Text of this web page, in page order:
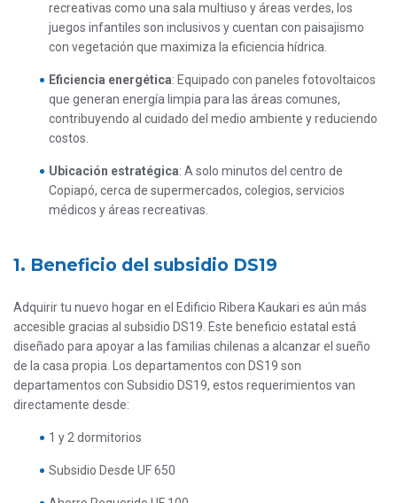
recreativas como una sala multiuso y áreas verdes, los
juegos infantiles son inclusivos y cuentan con paisajismo
con vegetación que maximiza la eficiencia hídrica.
Eficiencia energética: Equipado con paneles fotovoltaicos
que generan energía limpia para las áreas comunes,
contribuyendo al cuidado del medio ambiente y reduciendo
costos.
Ubicación estratégica: A solo minutos del centro de
Copiapó, cerca de supermercados, colegios, servicios
médicos y áreas recreativas.
1. Beneficio del subsidio DS19
Adquirir tu nuevo hogar en el Edificio Ribera Kaukari es aún más
accesible gracias al subsidio DS19. Este beneficio estatal está
diseñado para apoyar a las familias chilenas a alcanzar el sueño
de la casa propia. Los departamentos con DS19 son
departamentos con Subsidio DS19, estos requerimientos van
directamente desde:
1 y 2 dormitorios
Subsidio Desde UF 650